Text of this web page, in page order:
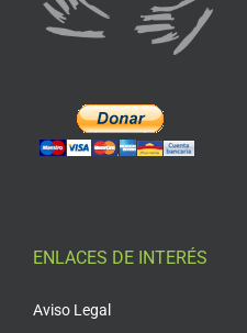
ENLACES DE INTERÉS
Aviso Legal